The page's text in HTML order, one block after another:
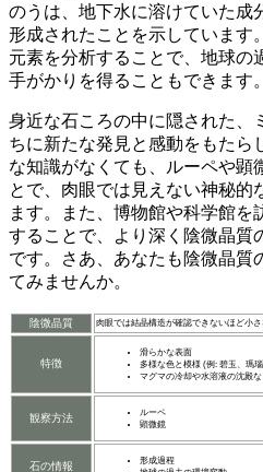
のうは、地下水に溶けていた成
形成されたことを示しています
元素を分析することで、 地球の
手がかりを得ることもできます。
身近な石ころの中に隠された、
ちに新たな発見と感動をもたら
な知識がなくても、ルーペや顕
とで、肉眼では見えない神秘的
ます。また、博物館や科学館を
することで、より深く陰微晶質
です。さあ、あなたも陰微晶質
てみませんか。
陰微晶質 肉眼では結晶構造が確認できないほど小
特徴
滑らかな表面
多様な色と模様 (例: 碧玉、瑪
マグマの冷却や水溶液の沈殿
観察方法
ルーペ
顕微鏡
石の情報
形成過程